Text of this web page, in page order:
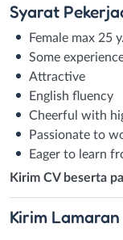
Syarat
Female max 25
Some
Attractive
English fluency
Cheerful with
Passionate to
Eager to learn
Kirim CV beserta
Kirim Lamaran